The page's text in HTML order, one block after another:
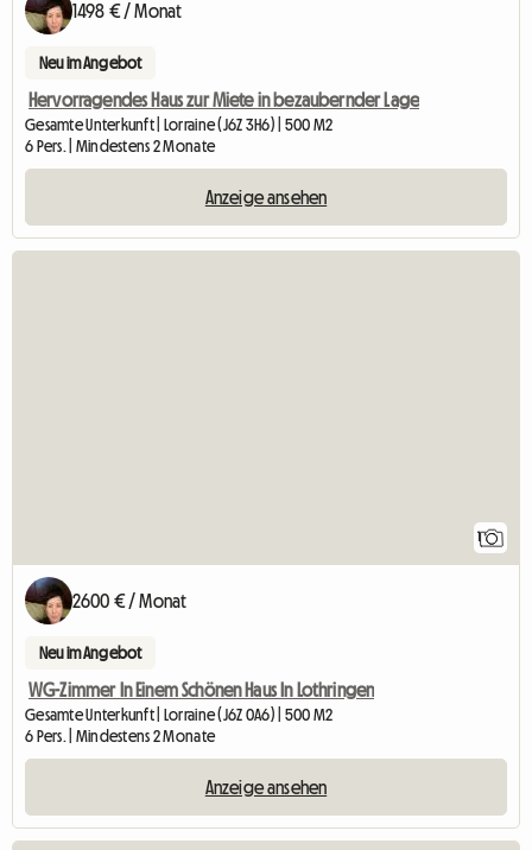
1498 € / Monat
Neu im Angebot
Hervorragendes Haus zur Miete in bezaubernder Lage
Gesamte Unterkunft | Lorraine (J6Z 3H6) | 500 M2
6 Pers. | Mindestens 2 Monate
Anzeige ansehen
1
2600 € / Monat
Neu im Angebot
WG-Zimmer In Einem Schönen Haus In Lothringen
Gesamte Unterkunft | Lorraine (J6Z 0A6) | 500 M2
6 Pers. | Mindestens 2 Monate
Anzeige ansehen